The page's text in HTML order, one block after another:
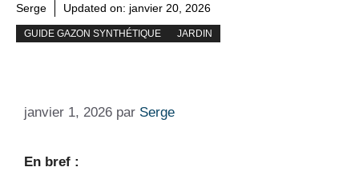
Serge Updated on: janvier 20, 2026
GUIDE GAZON SYNTHÉTIQUE JARDIN
janvier 1, 2026 par Serge
En bref :